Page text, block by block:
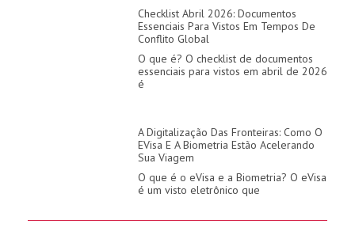
Checklist Abril 2026: Documentos
Essenciais Para Vistos Em Tempos De
Conflito Global
O que é? O checklist de documentos
essenciais para vistos em abril de 2026
é
A Digitalização Das Fronteiras: Como O
EVisa E A Biometria Estão Acelerando
Sua Viagem
O que é o eVisa e a Biometria? O eVisa
é um visto eletrônico que